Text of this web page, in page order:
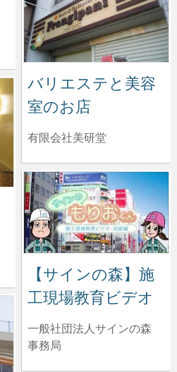
バリエステと美容
室のお店
有限会社美研堂
【サインの森】施
工現場教育ビデオ
一般社団法人サインの森
事務局